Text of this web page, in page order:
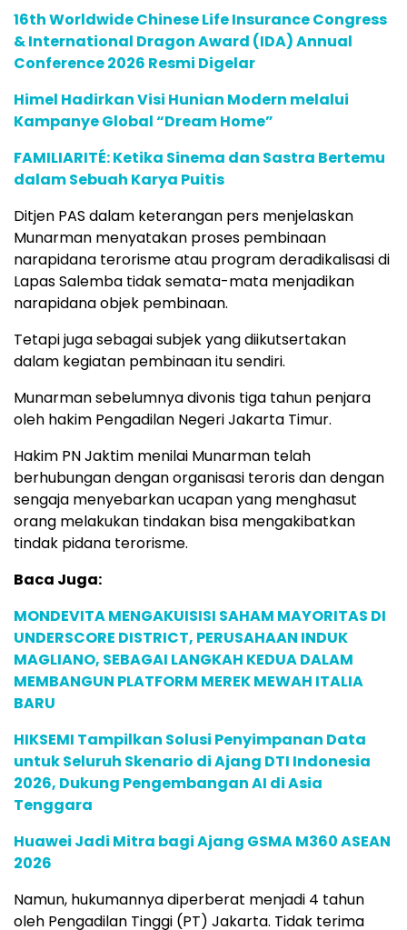
16th Worldwide Chinese Life Insurance Congress
& International Dragon Award (IDA) Annual
Conference 2026 Resmi Digelar
Himel Hadirkan Visi Hunian Modern melalui
Kampanye Global “Dream Home”
FAMILIARITÉ: Ketika Sinema dan Sastra Bertemu
dalam Sebuah Karya Puitis
Ditjen PAS dalam keterangan pers menjelaskan
Munarman menyatakan proses pembinaan
narapidana terorisme atau program deradikalisasi di
Lapas Salemba tidak semata-mata menjadikan
narapidana objek pembinaan.
Tetapi juga sebagai subjek yang diikutsertakan
dalam kegiatan pembinaan itu sendiri.
Munarman sebelumnya divonis tiga tahun penjara
oleh hakim Pengadilan Negeri Jakarta Timur.
Hakim PN Jaktim menilai Munarman telah
berhubungan dengan organisasi teroris dan dengan
sengaja menyebarkan ucapan yang menghasut
orang melakukan tindakan bisa mengakibatkan
tindak pidana terorisme.
Baca Juga:
MONDEVITA MENGAKUISISI SAHAM MAYORITAS DI
UNDERSCORE DISTRICT, PERUSAHAAN INDUK
MAGLIANO, SEBAGAI LANGKAH KEDUA DALAM
MEMBANGUN PLATFORM MEREK MEWAH ITALIA
BARU
HIKSEMI Tampilkan Solusi Penyimpanan Data
untuk Seluruh Skenario di Ajang DTI Indonesia
2026, Dukung Pengembangan AI di Asia
Tenggara
Huawei Jadi Mitra bagi Ajang GSMA M360 ASEAN
2026
Namun, hukumannya diperberat menjadi 4 tahun
oleh Pengadilan Tinggi (PT) Jakarta. Tidak terima